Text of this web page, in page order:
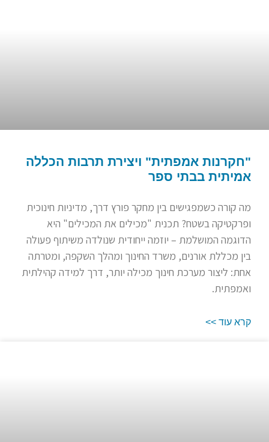
"חקרנות אמפתית" ויצירת תרבות הכללה
אמיתית בבתי ספר
מה קורה כשמפגישים בין מחקר פורץ דרך, מדיניות חינוכית
ופרקטיקה בשטח? תכנית "מכילים את המכילים" היא
הדוגמה המושלמת – יוזמה ייחודית שנולדה משיתוף פעולה
בין מכללת אורנים, משרד החינוך ומהלך השקפה, ומטרתה
אחת: ליצור מערכת חינוך מכילה יותר, דרך למידה קהילתית
ואמפתית.
קרא עוד >>